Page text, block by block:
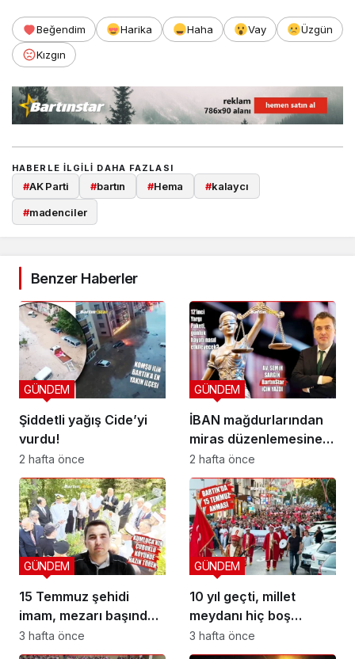
Beğendim Harika Haha Vay
Üzgün
Kızgın
HABERLE ILGILI DAHA FAZLASI
#AK Parti #bartın #Hema #kalaycı
#madenciler
Benzer Haberler
Şiddetli yağış Cide’yi
vurdu!
GÜNDEM
2 hafta önce
İBAN mağdurlarından
miras düzenlemesine
yeni yargı düzeni
GÜNDEM
2 hafta önce
15 Temmuz şehidi
imam, mezarı başında
anıldı
GÜNDEM
3 hafta önce
10 yıl geçti, millet
meydanı hiç boş
bırakmadı
GÜNDEM
3 hafta önce